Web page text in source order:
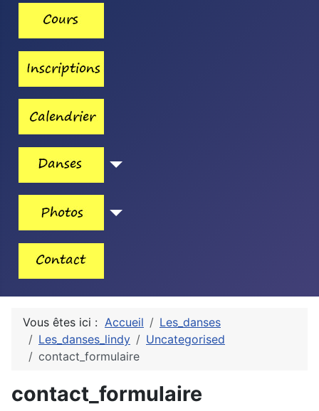
Vous êtes ici : Accueil
Les_danses
Les_danses_lindy
Uncategorised
contact_formulaire
contact_formulaire